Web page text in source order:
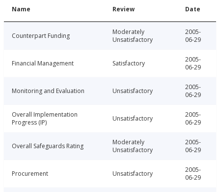
Name Review Date
Counterpart Funding
Moderately
Unsatisfactory
2005-
06-29
Financial Management Satisfactory
2005-
06-29
Monitoring and Evaluation Unsatisfactory
2005-
06-29
Overall Implementation
Progress (IP)
Unsatisfactory
2005-
06-29
Overall Safeguards Rating
Moderately
Unsatisfactory
2005-
06-29
Procurement Unsatisfactory
2005-
06-29